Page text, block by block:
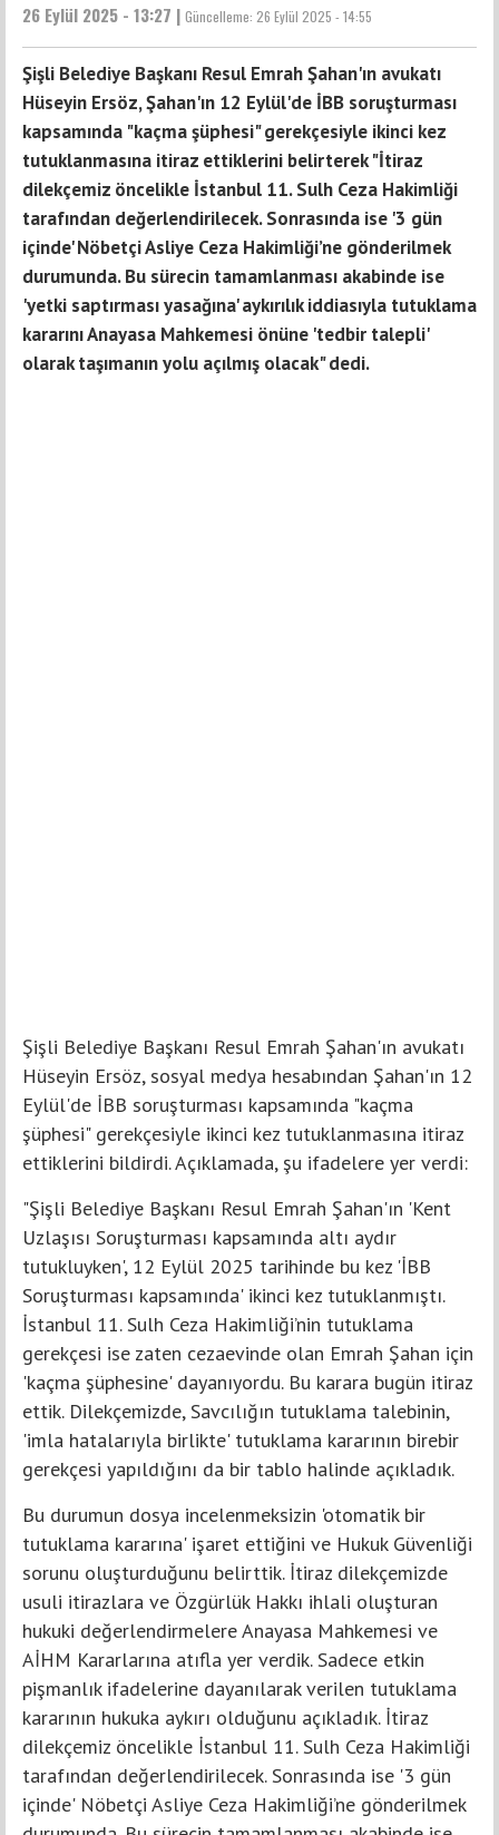
26 Eylül 2025 - 13:27 | Güncelleme: 26 Eylül 2025 - 14:55
Şişli Belediye Başkanı Resul Emrah Şahan'ın avukatı
Hüseyin Ersöz, Şahan'ın 12 Eylül'de İBB soruşturması
kapsamında "kaçma şüphesi" gerekçesiyle ikinci kez
tutuklanmasına itiraz ettiklerini belirterek "İtiraz
dilekçemiz öncelikle İstanbul 11. Sulh Ceza Hakimliği
tarafından değerlendirilecek. Sonrasında ise '3 gün
içinde' Nöbetçi Asliye Ceza Hakimliği’ne gönderilmek
durumunda. Bu sürecin tamamlanması akabinde ise
'yetki saptırması yasağına' aykırılık iddiasıyla tutuklama
kararını Anayasa Mahkemesi önüne 'tedbir talepli'
olarak taşımanın yolu açılmış olacak" dedi.
Şişli Belediye Başkanı Resul Emrah Şahan'ın avukatı
Hüseyin Ersöz, sosyal medya hesabından Şahan'ın 12
Eylül'de İBB soruşturması kapsamında "kaçma
şüphesi" gerekçesiyle ikinci kez tutuklanmasına itiraz
ettiklerini bildirdi. Açıklamada, şu ifadelere yer verdi:
"Şişli Belediye Başkanı Resul Emrah Şahan'ın 'Kent
Uzlaşısı Soruşturması kapsamında altı aydır
tutukluyken', 12 Eylül 2025 tarihinde bu kez 'İBB
Soruşturması kapsamında' ikinci kez tutuklanmıştı.
İstanbul 11. Sulh Ceza Hakimliği’nin tutuklama
gerekçesi ise zaten cezaevinde olan Emrah Şahan için
'kaçma şüphesine' dayanıyordu. Bu karara bugün itiraz
ettik. Dilekçemizde, Savcılığın tutuklama talebinin,
'imla hatalarıyla birlikte' tutuklama kararının birebir
gerekçesi yapıldığını da bir tablo halinde açıkladık.
Bu durumun dosya incelenmeksizin 'otomatik bir
tutuklama kararına' işaret ettiğini ve Hukuk Güvenliği
sorunu oluşturduğunu belirttik. İtiraz dilekçemizde
usuli itirazlara ve Özgürlük Hakkı ihlali oluşturan
hukuki değerlendirmelere Anayasa Mahkemesi ve
AİHM Kararlarına atıfla yer verdik. Sadece etkin
pişmanlık ifadelerine dayanılarak verilen tutuklama
kararının hukuka aykırı olduğunu açıkladık. İtiraz
dilekçemiz öncelikle İstanbul 11. Sulh Ceza Hakimliği
tarafından değerlendirilecek. Sonrasında ise '3 gün
içinde' Nöbetçi Asliye Ceza Hakimliği’ne gönderilmek